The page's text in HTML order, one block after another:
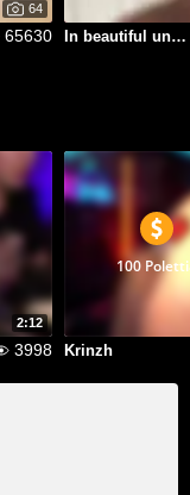
64
65630 In beautiful underwear
2:12
3998
100
Krinzh